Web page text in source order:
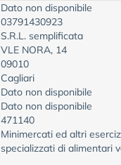
Dato non disponibile
03791430923
S.R.L. semplificata
VLE NORA, 14
09010
Cagliari
Dato non disponibile
Dato non disponibile
471140
Minimercati ed altri
specializzati di alimentari